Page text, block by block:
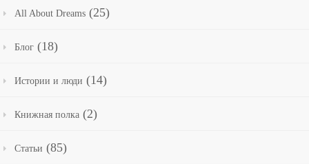
All About Dreams (25)
Блог (18)
Истории и люди (14)
Книжная полка (2)
Статьи (85)